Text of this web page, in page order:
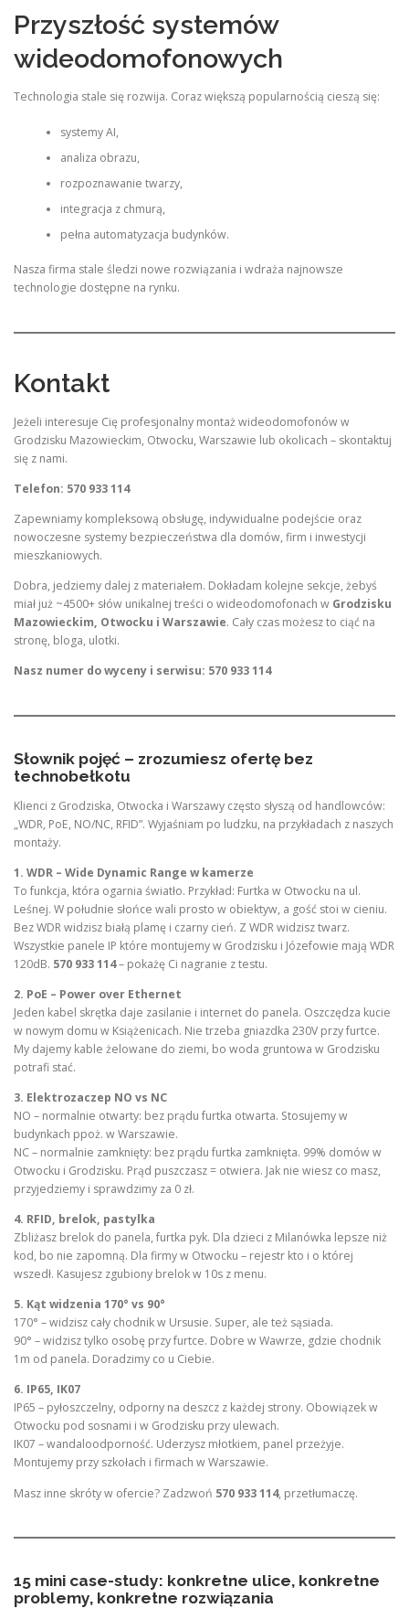
Przyszłość systemów
wideodomofonowych
Technologia stale się rozwija. Coraz większą popularnością cieszą się:
systemy AI,
analiza obrazu,
rozpoznawanie twarzy,
integracja z chmurą,
pełna automatyzacja budynków.
Nasza firma stale śledzi nowe rozwiązania i wdraża najnowsze
technologie dostępne na rynku.
Kontakt
Jeżeli interesuje Cię profesjonalny montaż wideodomofonów w
Grodzisku Mazowieckim, Otwocku, Warszawie lub okolicach – skontaktuj
się z nami.
Telefon: 570 933 114
Zapewniamy kompleksową obsługę, indywidualne podejście oraz
nowoczesne systemy bezpieczeństwa dla domów, firm i inwestycji
mieszkaniowych.
Dobra, jedziemy dalej z materiałem. Dokładam kolejne sekcje, żebyś
miał już ~4500+ słów unikalnej treści o wideodomofonach w Grodzisku
Mazowieckim, Otwocku i Warszawie. Cały czas możesz to ciąć na
stronę, bloga, ulotki.
Nasz numer do wyceny i serwisu: 570 933 114
Słownik pojęć – zrozumiesz ofertę bez
technobełkotu
Klienci z Grodziska, Otwocka i Warszawy często słyszą od handlowców:
„WDR, PoE, NO/NC, RFID”. Wyjaśniam po ludzku, na przykładach z naszych
montaży.
1. WDR – Wide Dynamic Range w kamerze
To funkcja, która ogarnia światło. Przykład: Furtka w Otwocku na ul.
Leśnej. W południe słońce wali prosto w obiektyw, a gość stoi w cieniu.
Bez WDR widzisz białą plamę i czarny cień. Z WDR widzisz twarz.
Wszystkie panele IP które montujemy w Grodzisku i Józefowie mają WDR
120dB. 570 933 114– pokażę Ci nagranie z testu.
2. PoE – Power over Ethernet
Jeden kabel skrętka daje zasilanie i internet do panela. Oszczędza kucie
w nowym domu w Książenicach. Nie trzeba gniazdka 230V przy furtce.
My dajemy kable żelowane do ziemi, bo woda gruntowa w Grodzisku
potrafi stać.
3. Elektrozaczep NO vs NC
NO – normalnie otwarty: bez prądu furtka otwarta. Stosujemy w
budynkach ppoż. w Warszawie.
NC – normalnie zamknięty: bez prądu furtka zamknięta. 99% domów w
Otwocku i Grodzisku. Prąd puszczasz = otwiera. Jak nie wiesz co masz,
przyjedziemy i sprawdzimy za 0 zł.
4. RFID, brelok, pastylka
Zbliżasz brelok do panela, furtka pyk. Dla dzieci z Milanówka lepsze niż
kod, bo nie zapomną. Dla firmy w Otwocku – rejestr kto i o której
wszedł. Kasujesz zgubiony brelok w 10s z menu.
5. Kąt widzenia 170° vs 90°
170° – widzisz cały chodnik w Ursusie. Super, ale też sąsiada.
90° – widzisz tylko osobę przy furtce. Dobre w Wawrze, gdzie chodnik
1m od panela. Doradzimy co u Ciebie.
6. IP65, IK07
IP65 – pyłoszczelny, odporny na deszcz z każdej strony. Obowiązek w
Otwocku pod sosnami i w Grodzisku przy ulewach.
IK07 – wandaloodporność. Uderzysz młotkiem, panel przeżyje.
Montujemy przy szkołach i firmach w Warszawie.
Masz inne skróty w ofercie? Zadzwoń 570 933 114, przetłumaczę.
15 mini case-study: konkretne ulice, konkretne
problemy, konkretne rozwiązania